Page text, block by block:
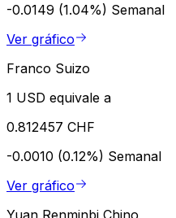
-0.0149 (1.04%) Semanal
Ver gráfico
Franco Suizo
1 USD equivale a
0.812457 CHF
-0.0010 (0.12%) Semanal
Ver gráfico
Yuan Renminbi Chino